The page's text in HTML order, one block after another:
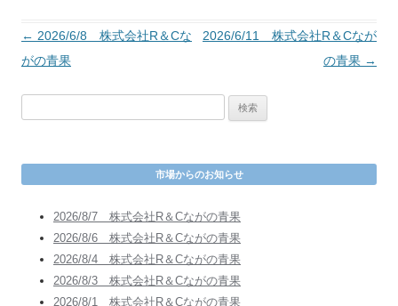
投
稿
ー
シ
← 2026/6/8 株式会社R＆Cな
がの青果
2026/6/11 株式会社R＆Cなが
の青果 →
市場からのお知らせ
2026/8/7 株式会社R＆Cながの青果
2026/8/6 株式会社R＆Cながの青果
2026/8/4 株式会社R＆Cながの青果
2026/8/3 株式会社R＆Cながの青果
2026/8/1 株式会社R＆Cながの青果